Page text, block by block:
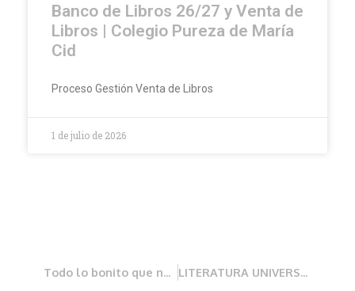
Banco de Libros 26/27 y Venta de
Libros | Colegio Pureza de María
Cid
Proceso Gestión Venta de Libros
1 de julio de 2026
Todo lo bonito que nos dejó el Día de la Pureza LITERATURA UNIVERSAL